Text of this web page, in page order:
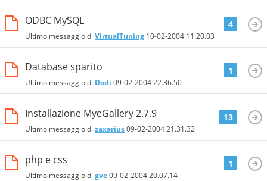
ODBC MySQL
Ultimo messaggio di VirtualTuning 10-02-2004 11.20.03
4
Database sparito
Ultimo messaggio di Dodi 09-02-200422.36.50
1
Installazione MyeGallery 2.7.9
Ultimo messaggio di zaxarius09-02-200421.31.32
13
php e css
Ultimo messaggio di gve09-02-200420.07.14
1